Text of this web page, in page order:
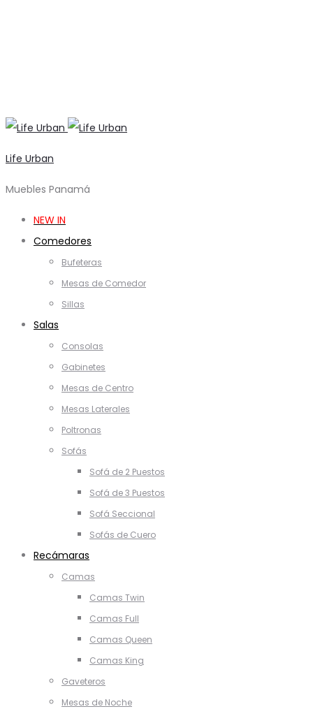
Life Urban
Muebles Panamá
NEW IN
Comedores
Bufeteras
Mesas de Comedor
Sillas
Salas
Consolas
Gabinetes
Mesas de Centro
Mesas Laterales
Poltronas
Sofás
Sofá de 2 Puestos
Sofá de 3 Puestos
Sofá Seccional
Sofás de Cuero
Recámaras
Camas
Camas Twin
Camas Full
Camas Queen
Camas King
Gaveteros
Mesas de Noche